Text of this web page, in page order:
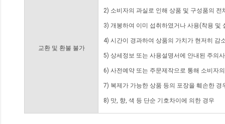
교환 및 환불 불가
2) 소비자의 과실로 인해 상품 및 구성품의
3) 개봉하여 이미 섭취하였거나 사용(착용 및
4) 시간이 경과하여 상품의 가치가 현저히 감
5) 상세정보 또는 사용설명서에 안내된 주의
6) 사전예약 또는 주문제작으로 통해 소비자
7) 복제가 가능한 상품 등의 포장을 훼손한 경
8) 맛, 향, 색 등 단순 기호차이에 의한 경우